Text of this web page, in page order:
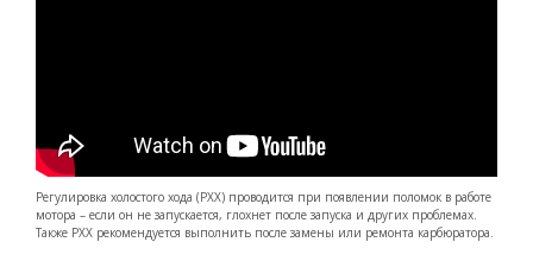
Регулировка холостого хода (РХХ) проводится при появлении поломок в работе
мотора – если он не запускается, глохнет после запуска и других проблемах.
Также РХХ рекомендуется выполнить после замены или ремонта карбюратора.